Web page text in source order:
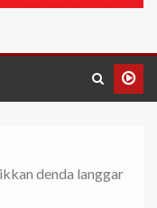
denda langgar